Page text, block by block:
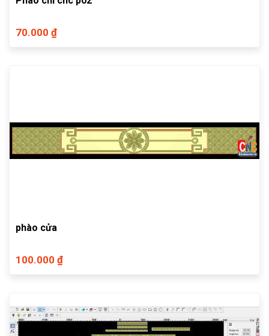
70.000 ₫
phào cửa
100.000 ₫